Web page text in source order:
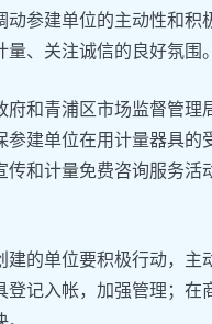
参建单位的主动性和
、关注诚信的良好氛围。
府和青浦区市场监督管
建单位在用计量器具
和计量免费咨询服务
建的单位要积极行动，
记入帐，加强管理；